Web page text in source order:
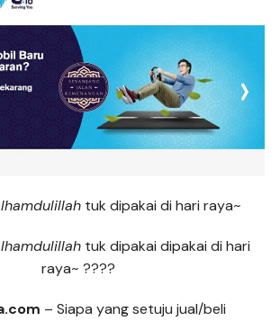
tuk dipakai di hari raya~
tuk dipakai dipakai di hari
raya~ ????
– Siapa yang setuju jual/beli